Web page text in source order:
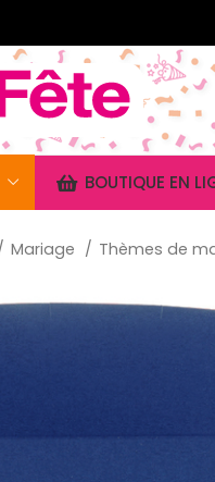
BOUTIQUE EN
Mariage Thèmes de